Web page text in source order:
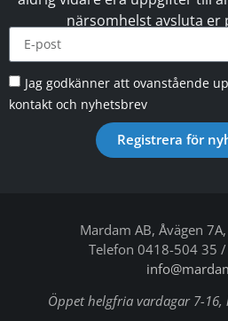
närsomhelst avsluta er
Jag godkänner att ovanstående
kontakt och nyhetsbrev
Registrera för
Mardam AB, Åvägen
Telefon 0418-504 35
Öppet helgfria vardagar 7-